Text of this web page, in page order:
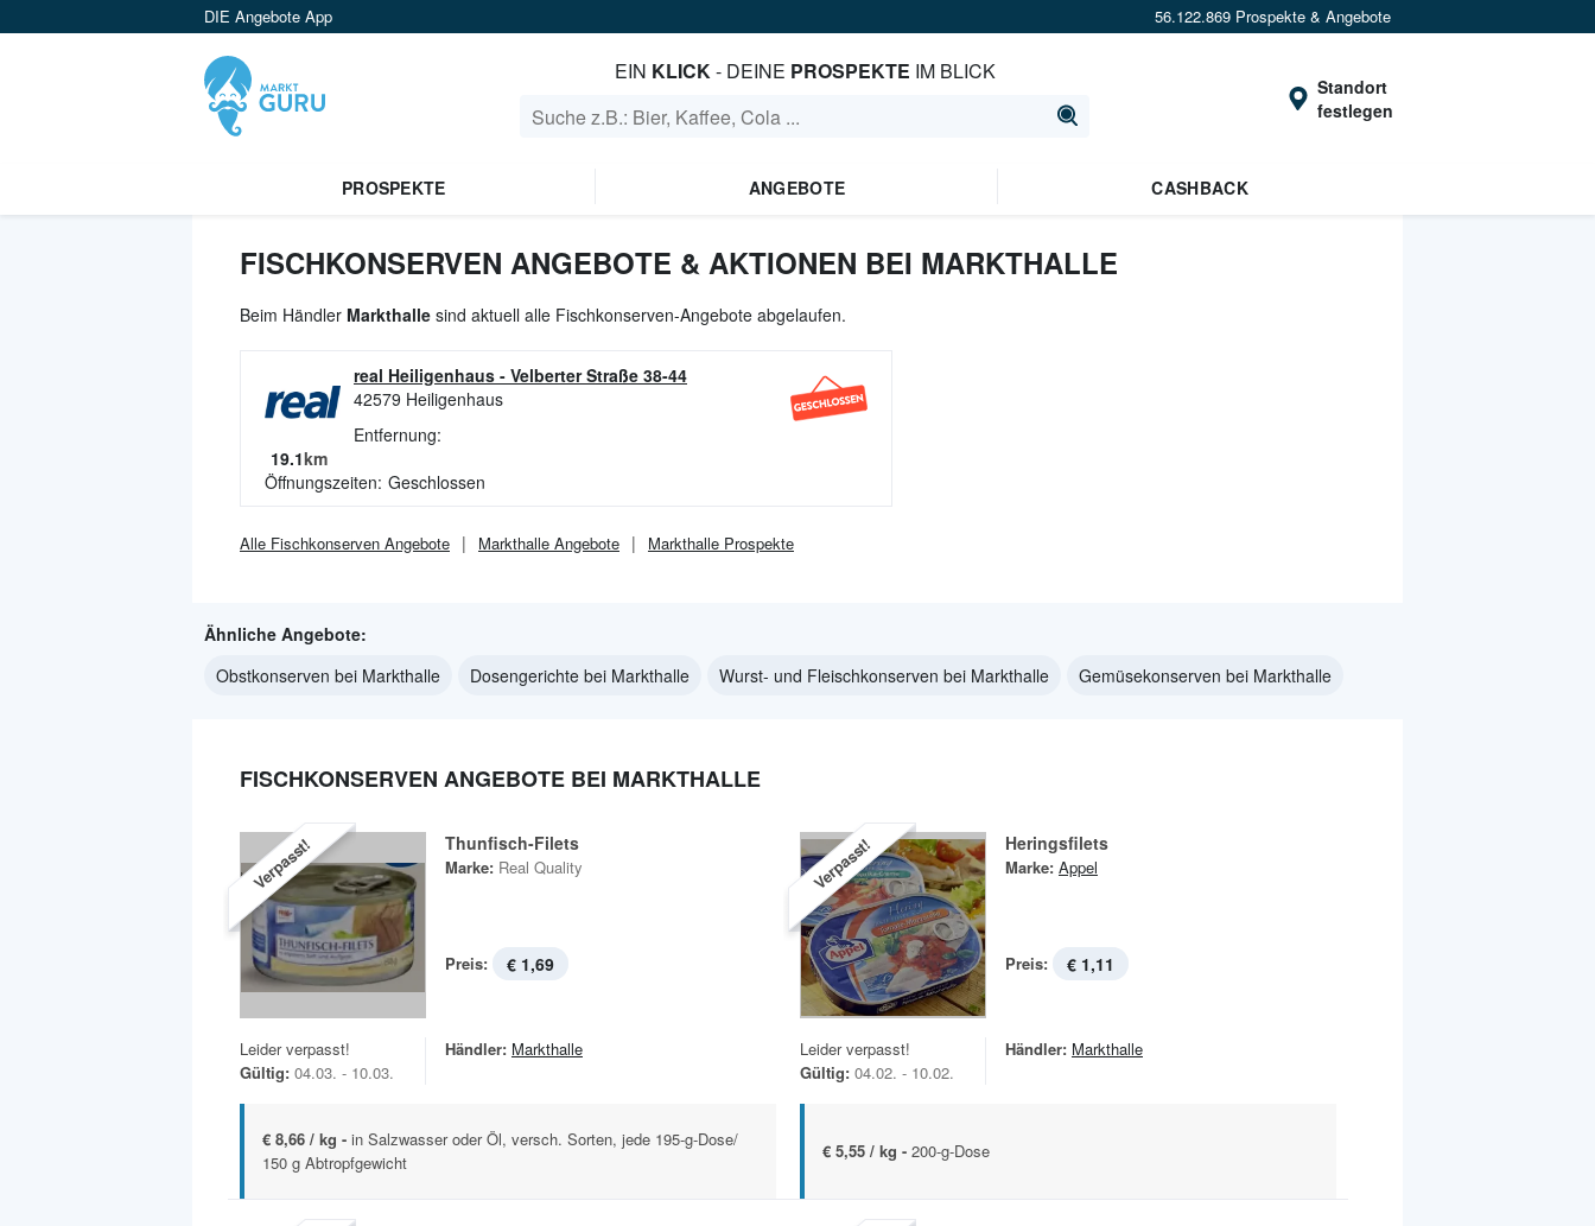
DIE Angebote App 56.122.869 Prospekte & Angebote
EIN KLICK- DEINE PROSPEKTE IM BLICK
Standort
festlegen
PROSPEKTE ANGEBOTE CASHBACK
FISCHKONSERVEN ANGEBOTE & AKTIONEN BEI MARKTHALLE
Beim Händler Markthalle sind aktuell alle Fischkonserven-Angebote abgelaufen.
real Heiligenhaus - Velberter Straße 38-44
42579 Heiligenhaus
Entfernung:
19.1km
Öffnungszeiten: Geschlossen
Alle Fischkonserven Angebote Markthalle Angebote Markthalle Prospekte
Ähnliche Angebote:
Obstkonserven bei Markthalle
Dosengerichte bei Markthalle Wurst- und Fleischkonserven bei Markthalle Gemüsekonserven bei Markthalle
FISCHKONSERVEN ANGEBOTE BEI MARKTHALLE
Verpasst! Thunfisch-Filets
Marke: Real Quality
Preis: € 1,69
Leider verpasst!
Gültig: 04.03. - 10.03.
Händler: Markthalle
€ 8,66 / kg - in Salzwasser oder Öl, versch. Sorten, jede 195-g-Dose/
150 g Abtropfgewicht
Verpasst! Heringsfilets
Marke: Appel
Preis: € 1,11
Leider verpasst!
Gültig: 04.02. - 10.02.
Händler: Markthalle
€ 5,55 / kg - 200-g-Dose